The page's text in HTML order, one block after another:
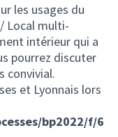
les usages du
Local multi-
intérieur qui a
pourrez discuter
convivial.
et Lyonnais lors
bp2022/f/6